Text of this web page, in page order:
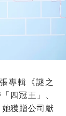
專輯《謎之
四冠王」、
獲贈公司獻